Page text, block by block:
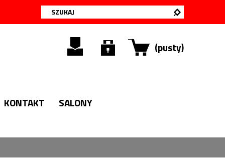
(pusty)
KONTAKT SALONY